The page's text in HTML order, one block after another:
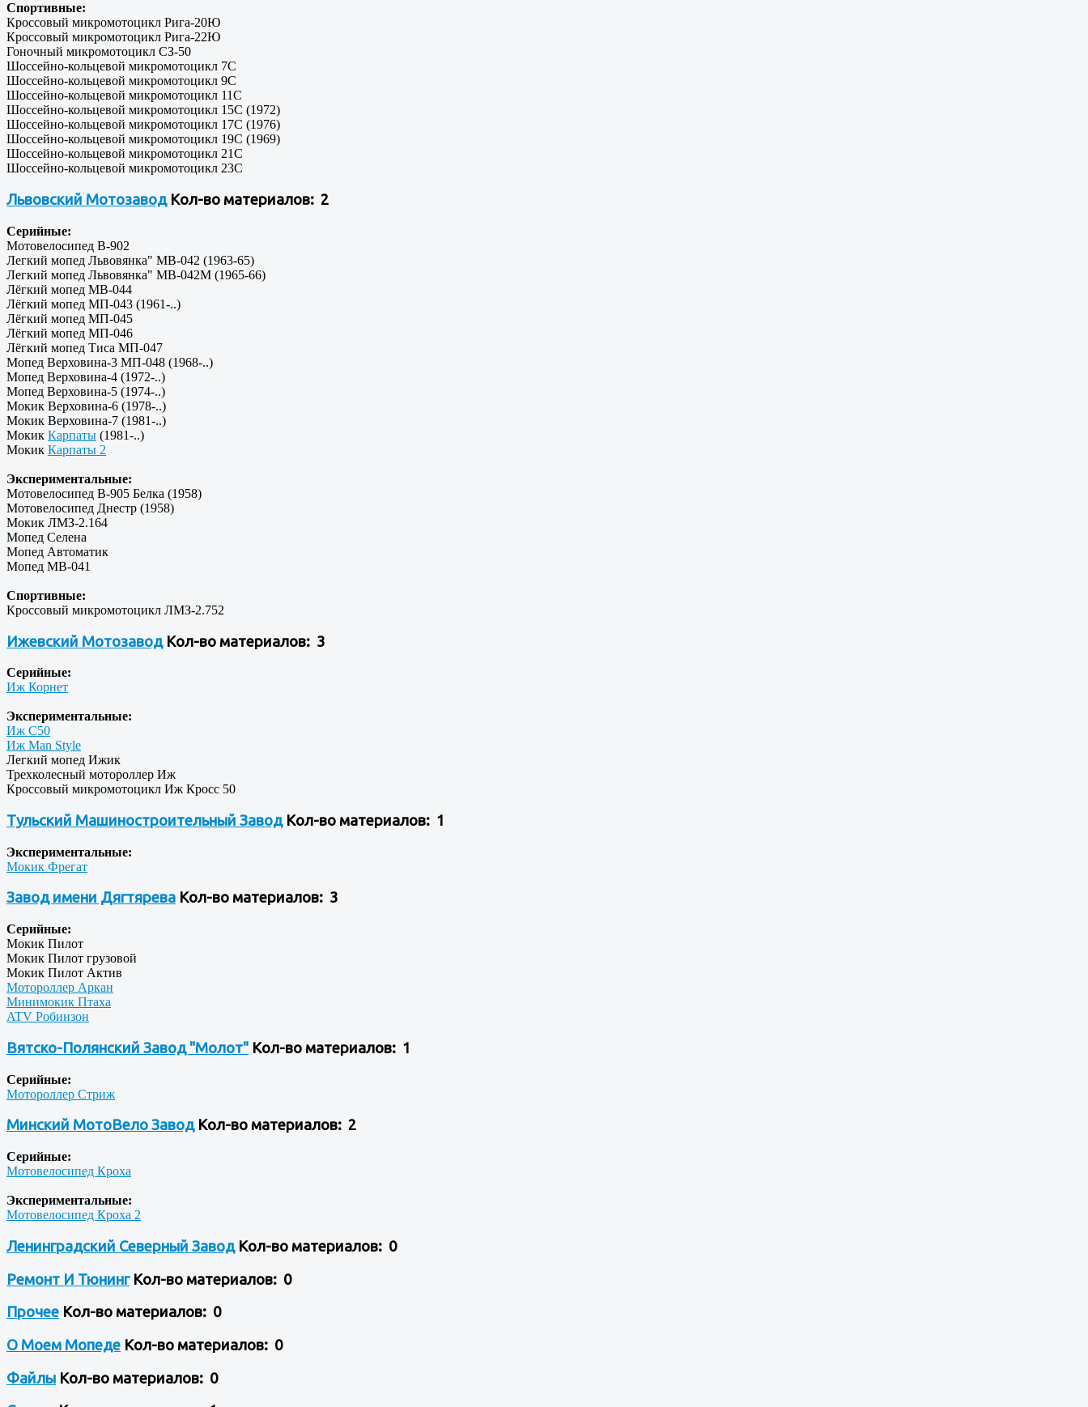
Спортивные:
Кроссовый микромотоцикл Рига-20Ю
Кроссовый микромотоцикл Рига-22Ю
Гоночный микромотоцикл СЗ-50
Шоссейно-кольцевой микромотоцикл 7С
Шоссейно-кольцевой микромотоцикл 9С
Шоссейно-кольцевой микромотоцикл 11С
Шоссейно-кольцевой микромотоцикл 15С (1972)
Шоссейно-кольцевой микромотоцикл 17С (1976)
Шоссейно-кольцевой микромотоцикл 19С (1969)
Шоссейно-кольцевой микромотоцикл 21С
Шоссейно-кольцевой микромотоцикл 23С
Львовский Мотозавод Кол-во материалов: 2
Серийные:
Мотовелосипед В-902
Легкий мопед Львовянка" МВ-042 (1963-65)
Легкий мопед Львовянка" МВ-042М (1965-66)
Лёгкий мопед МВ-044
Лёгкий мопед МП-043 (1961-..)
Лёгкий мопед МП-045
Лёгкий мопед МП-046
Лёгкий мопед Тиса МП-047
Мопед Верховина-3 МП-048 (1968-..)
Мопед Верховина-4 (1972-..)
Мопед Верховина-5 (1974-..)
Мокик Верховина-6 (1978-..)
Мокик Верховина-7 (1981-..)
Мокик Карпаты (1981-..)
Мокик Карпаты 2
Экспериментальные:
Мотовелосипед В-905 Белка (1958)
Мотовелосипед Днестр (1958)
Мокик ЛМЗ-2.164
Мопед Селена
Мопед Автоматик
Мопед МВ-041
Спортивные:
Кроссовый микромотоцикл ЛМЗ-2.752
Ижевский Мотозавод Кол-во материалов: 3
Серийные:
Иж Корнет
Экспериментальные:
Иж C50
Иж Man Style
Легкий мопед Ижик
Трехколесный мотороллер Иж
Кроссовый микромотоцикл Иж Кросс 50
Тульский Машиностроительный Завод Кол-во материалов: 1
Экспериментальные:
Мокик Фрегат
Завод имени Дягтярева Кол-во материалов: 3
Серийные:
Мокик Пилот
Мокик Пилот грузовой
Мокик Пилот Актив
Мотороллер Аркан
Минимокик Птаха
ATV Робинзон
Вятско-Полянский Завод "Молот" Кол-во материалов: 1
Серийные:
Мотороллер Стриж
Минский МотоВело Завод Кол-во материалов: 2
Серийные:
Мотовелосипед Кроха
Экспериментальные:
Мотовелосипед Кроха 2
Ленинградский Северный Завод Кол-во материалов: 0
Ремонт И Тюнинг Кол-во материалов: 0
Прочее Кол-во материалов: 0
О Моем Мопеде Кол-во материалов: 0
Файлы Кол-во материалов: 0